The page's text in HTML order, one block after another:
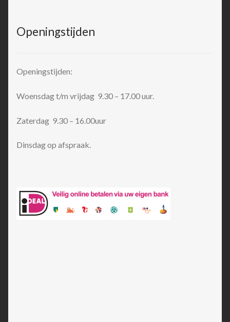
Openingstijden
Openingstijden:
Woensdag t/m vrijdag 9.30 – 17.00 uur.
Zaterdag 9.30 – 16.00uur
Dinsdag op afspraak.